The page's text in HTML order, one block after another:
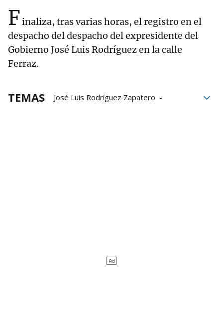
Finaliza, tras varias horas, el registro en el
despacho del despacho del expresidente del
Gobierno José Luis Rodríguez en la calle
Ferraz.
TEMAS
José Luis Rodríguez Zapatero